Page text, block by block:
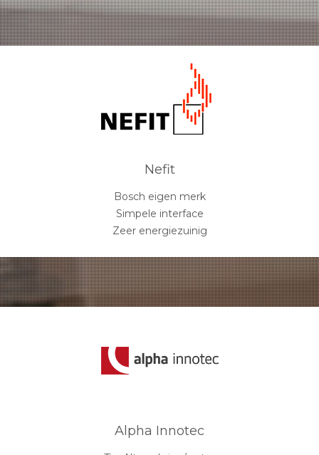
Nefit
Bosch eigen merk
Simpele interface
Zeer energiezuinig
Alpha Innotec